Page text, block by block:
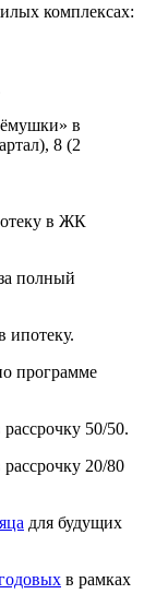
комплексах:
в
8 (2
в ЖК
полный
ипотеку.
программе
50/50.
20/80
для будущих
в рамках